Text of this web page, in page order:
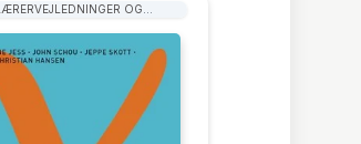
LÆRERVEJLEDNINGER OG